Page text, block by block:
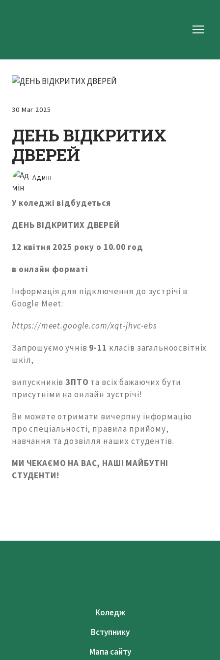
30 Mar 2025
ДЕНЬ ВІДКРИТИХ
ДВЕРЕЙ
Адмін
У коледжі відбудеться
ДЕНЬ ВІДКРИТИХ ДВЕРЕЙ
12 квітня 2025 року о 10.00 год
в онлайн форматі
Інформація для підключення до зустрічі в
Google Meet:
https://meet.google.com/xqt-jhvc-ebs
Запрошуємо учнів 9-11 класів загальноосвітніх
шкіл,
випускниківЗПТО та всіх бажаючих бути
присутніми на онлайн зустрічі!
Ви можете отримати вичерпну інформацію
про спеціальності, правила прийому,
навчання та дозвілля наших студентів.
МИ ЧЕКАЄМО НА ВАС, НАШІ МАЙБУТНІ
СТУДЕНТИ!
Коледж
Вступнику
Мапа сайту